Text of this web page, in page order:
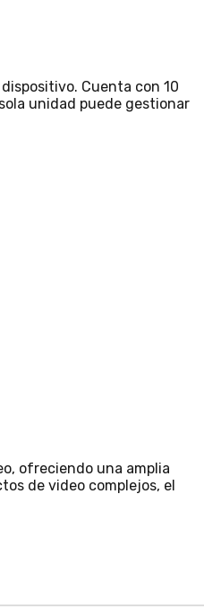
Cuenta con 10
unidad puede gestionar
ofreciendo una amplia
de video complejos, el